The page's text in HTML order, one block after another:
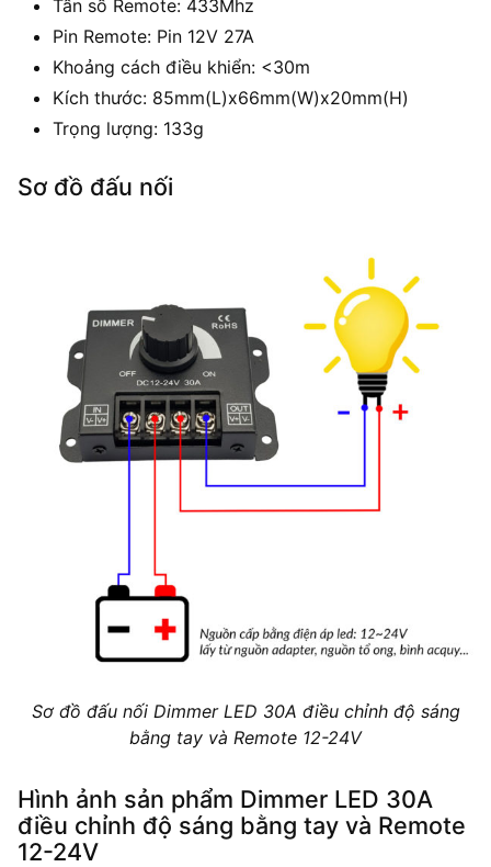
Tần số Remote: 433Mhz
Pin Remote: Pin 12V 27A
Khoảng cách điều khiển: <30m
Kích thước: 85mm(L)x66mm(W)x20mm(H)
Trọng lượng: 133g
Sơ đồ đấu nối
Sơ đồ đấu nối Dimmer LED 30A điều chỉnh độ sáng
bằng tay và Remote 12-24V
Hình ảnh sản phẩm Dimmer LED 30A
điều chỉnh độ sáng bằng tay và Remote
12-24V